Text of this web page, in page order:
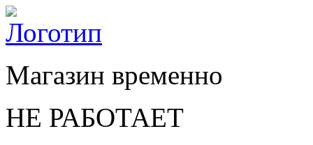
Магазин временно
НЕ РАБОТАЕТ